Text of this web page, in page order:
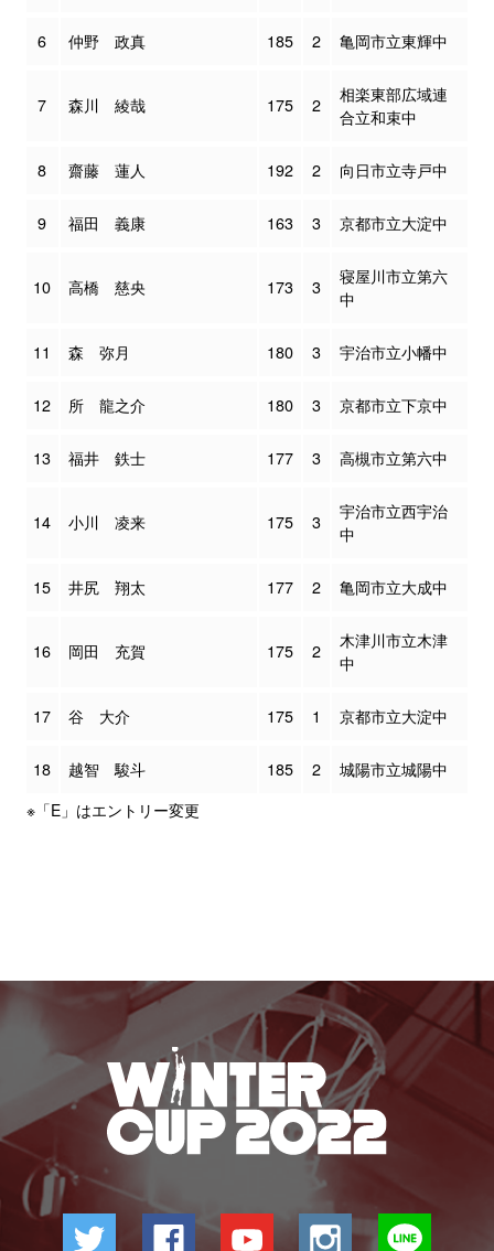
6 仲野 政真 185 2 亀岡市立東輝中
7 森川 綾哉 175 2
相楽東部広域連
合立和束中
8 齋藤 蓮人 192 2 向日市立寺戸中
9 福田 義康 163 3 京都市立大淀中
10 高橋 慈央 173 3
寝屋川市立第六
中
11 森 弥月 180 3 宇治市立小幡中
12 所 龍之介 180 3 京都市立下京中
13 福井 鉄士 177 3 高槻市立第六中
14 小川 凌来 175 3
宇治市立西宇治
中
15 井尻 翔太 177 2 亀岡市立大成中
16 岡田 充賀 175 2
木津川市立木津
中
17 谷 大介 175 1 京都市立大淀中
18 越智 駿斗 185 2
城陽市立城陽中
※「E」はエントリー変更